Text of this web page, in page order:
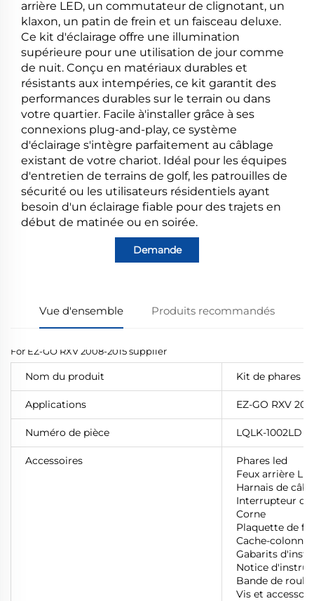
arrière LED, un commutateur de clignotant, un
klaxon, un patin de frein et un faisceau deluxe.
Ce kit d'éclairage offre une illumination
supérieure pour une utilisation de jour comme
de nuit. Conçu en matériaux durables et
résistants aux intempéries, ce kit garantit des
performances durables sur le terrain ou dans
votre quartier. Facile à'installer grâce à ses
connexions plug-and-play, ce système
d'éclairage s'intègre parfaitement au câblage
existant de votre chariot. Idéal pour les équipes
d'entretien de terrains de golf, les patrouilles de
sécurité ou les utilisateurs résidentiels ayant
besoin d'un éclairage fiable pour des trajets en
début de matinée ou en soirée.
Demande
Vue d'ensemble Produits recommandés
Nom du produit Kit de phares
Applications EZ-GO RXV
Numéro de pièce LQLK-1002LD
Accessoires
Phares led
Feux arrière
Harnais de
Interrupteur
Corne
Plaquette de
Cache-colonne
Gabarits
Notice
Bande de
Vis et